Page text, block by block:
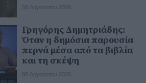
08 Αυγούστου 2026
Γρηγόρης Δημητριάδης:
Όταν η δημόσια παρουσία
περνά μέσα από τα βιβλία
και τη σκέψη
08 Αυγούστου 2026